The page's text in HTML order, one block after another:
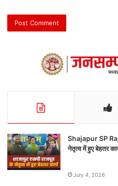
Shajapur SP
नेतृत्व में हुए बेहतर
July 4, 2026